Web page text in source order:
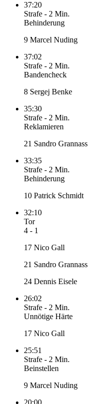
37:20
Strafe - 2 Min.
Behinderung
9 Marcel Nuding
37:02
Strafe - 2 Min.
Bandencheck
8 Sergej Benke
35:30
Strafe - 2 Min.
Reklamieren
21 Sandro Grannass
33:35
Strafe - 2 Min.
Behinderung
10 Patrick Schmidt
32:10
Tor
4 - 1
17 Nico Gall
21 Sandro Grannass
24 Dennis Eisele
26:02
Strafe - 2 Min.
Unnötige Härte
17 Nico Gall
25:51
Strafe - 2 Min.
Beinstellen
9 Marcel Nuding